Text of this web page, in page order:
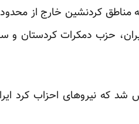
کردنشین خارج از
حزب دمکرات کردستان و
شد که نیروهای احزاب کرد